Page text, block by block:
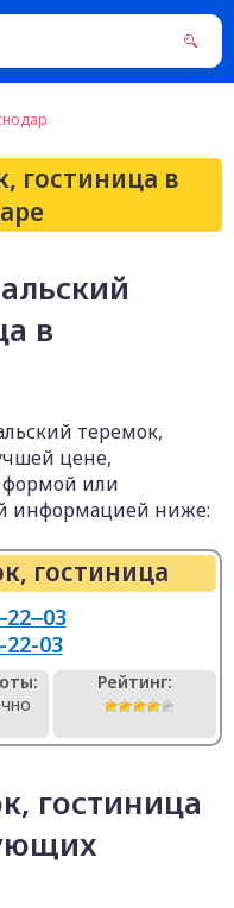
гостиница в
в
теремок,
цене,
формой или
информацией ниже:
гостиница
22-03
Рейтинг:
гостиница